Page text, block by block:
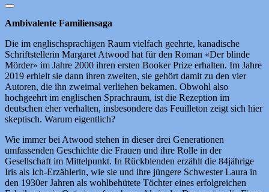
Ambivalente Familiensaga
Die im englischsprachigen Raum vielfach geehrte, kanadische
Schriftstellerin Margaret Atwood hat für den Roman «Der blinde
Mörder» im Jahre 2000 ihren ersten Booker Prize erhalten. Im Jahre
2019 erhielt sie dann ihren zweiten, sie gehört damit zu den vier
Autoren, die ihn zweimal verliehen bekamen. Obwohl also
hochgeehrt im englischen Sprachraum, ist die Rezeption im
deutschen eher verhalten, insbesondere das Feuilleton zeigt sich hier
skeptisch. Warum eigentlich?
Wie immer bei Atwood stehen in dieser drei Generationen
umfassenden Geschichte die Frauen und ihre Rolle in der
Gesellschaft im Mittelpunkt. In Rückblenden erzählt die 84jährige
Iris als Ich-Erzählerin, wie sie und ihre jüngere Schwester Laura in
den 1930er Jahren als wohlbehütete Töchter eines erfolgreichen